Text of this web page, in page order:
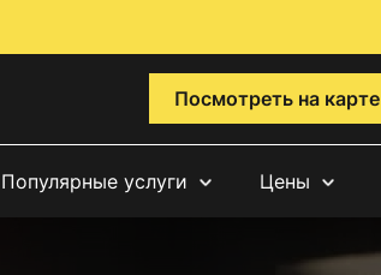
Посмотреть на карте
Популярные услуги Цены